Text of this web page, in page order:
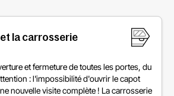
la carrosserie
et fermeture de toutes les portes, du
: l'impossibilité d'ouvrir le capot
nouvelle visite complète ! La carrosserie